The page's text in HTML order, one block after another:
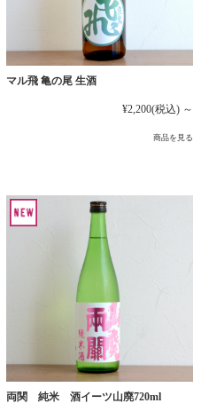
マル飛 亀の尾 生酒
¥2,200(税込) ～
商品を見る
両関 純米 酒イーツ山廃720ml